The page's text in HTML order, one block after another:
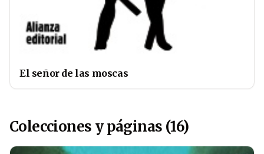
El señor de las moscas
Colecciones y páginas (16)